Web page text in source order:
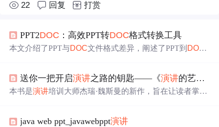
22 回复 打赏
PPT2DOC ：高效PPT转DOC格式转换工具
本文介绍了PPT与DOC文件格式差异，阐述了PPT到 DOC
处理功能及数据安全和隐私保护等方面，为用户提供全面
的转换指导。
送你一把开启演讲之路的钥匙——《演讲的艺术》
本书是演讲培训大师杰瑞·魏斯曼的新作，旨在让读者掌握
重要性，提供成功演讲者讲述故事、跟踪观众反应并调整
java web ppt_javawebppt演讲